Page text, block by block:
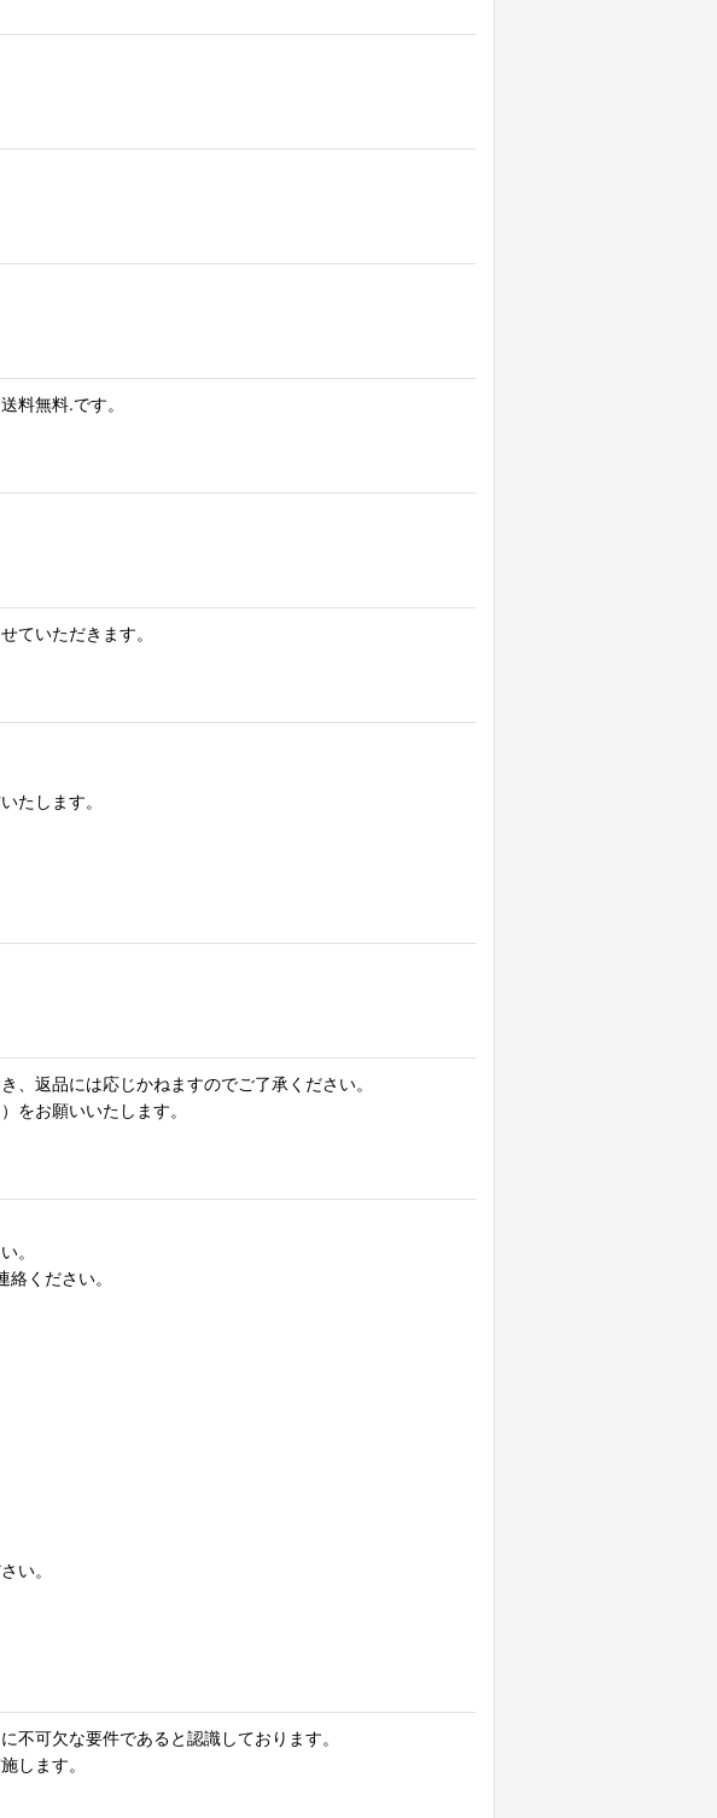
料無料.です。
ていただきます。
たします。
返品には応じかねますのでご了承ください。
をお願いいたします。
。
ください。
い。
不可欠な要件であると認識しております。
します。